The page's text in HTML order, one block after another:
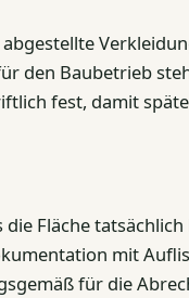
den Baubetrieb
fest, damit
Fläche tatsächlich
mit
für die